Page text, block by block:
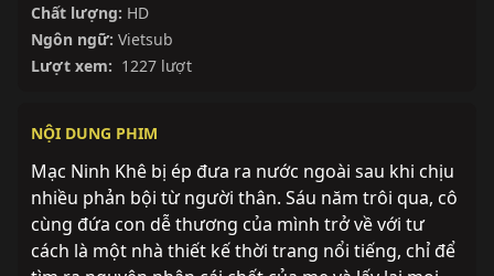
Chất lượng: HD
Ngôn ngữ: Vietsub
Lượt xem: 1227 lượt
NỘI DUNG PHIM
Mạc Ninh Khê bị ép đưa ra nước ngoài sau khi chịu
nhiều phản bội từ người thân. Sáu năm trôi qua, cô
cùng đứa con dễ thương của mình trở về với tư
cách là một nhà thiết kế thời trang nổi tiếng, chỉ để